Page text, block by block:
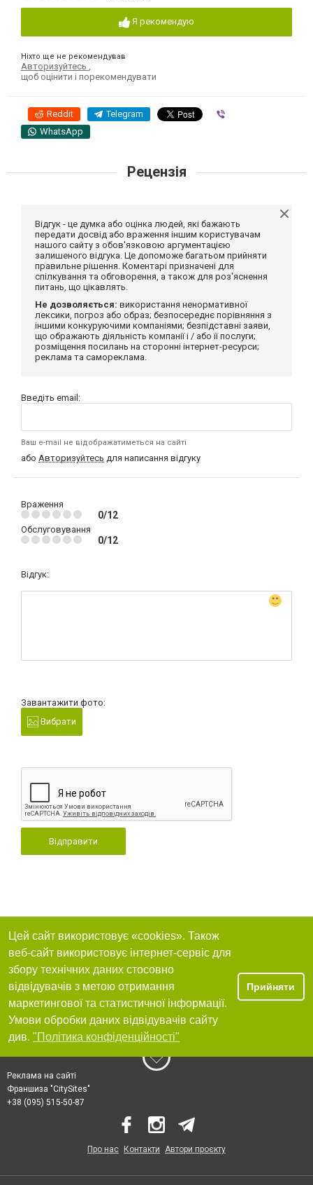
Я рекомендую
Ніхто ще не рекомендував
Авторизуйтесь
щоб оцінити і порекомендувати
Reddit Telegram
WhatsApp
Рецензія
Відгук - це думка або оцінка людей, які бажають
передати досвід або враження іншим користувачам
нашого сайту з обов'язковою аргументацією
залишеного відгука. Це допоможе багатьом прийняти
правильне рішення. Коментарі призначені для
спілкування та обговорення, а також для роз'яснення
питань, що цікавлять.
Не дозволяється: використання ненормативної
лексики, погроз або образ; безпосереднє порівняння з
іншими конкуруючими компаніями; безпідставні заяви,
що ображають діяльність компанії і / або її послуги;
розміщення посилань на сторонні інтернет-ресурси;
реклама та самореклама.
Введіть email:
Ваш e-mail не відображатиметься на сайті
або Авторизуйтесь для написання відгуку
Враження
0/12
Обслуговування
0/12
Відгук:
Завантажити фото:
Вибрати
Відправити
Цей сайт використовує «cookies». Також
веб-сайт використовує інтернет-сервіс для
збору технічних даних стосовно
відвідувачів з метою отримання
маркетингової та статистичної інформації.
Умови обробки даних відвідувачів сайту
див. "Політика конфіденційності"
Прийняти
Реклама на сайті
Франшиза "CitySites"
+38 (095) 515-50-87
Про нас Контакти Автори проєкту